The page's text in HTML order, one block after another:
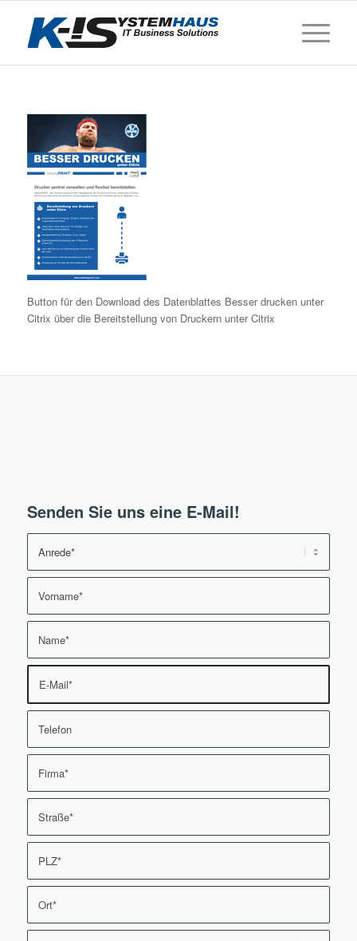
Button für den Download des Datenblattes Besser drucken unter
Citrix über die Bereitstellung von Druckern unter Citrix
Senden Sie uns eine E-Mail!